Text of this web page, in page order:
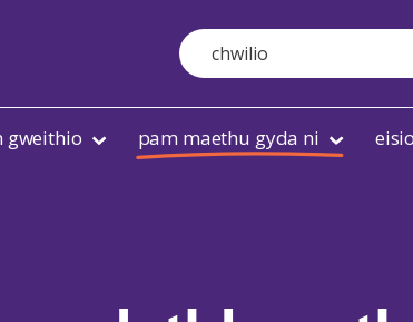
Search
gweithio pam maethu gyda ni